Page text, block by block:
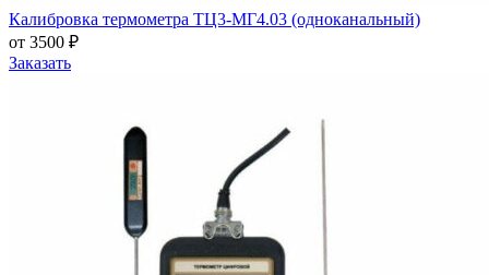
Калибровка термометра ТЦ3-МГ4.03 (одноканальный)
от 3500 ₽
Заказать